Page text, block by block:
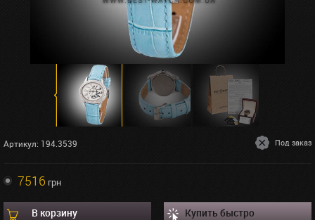
Артикул: 194.3539 Под заказ
7516 грн
В корзину Купить быстро